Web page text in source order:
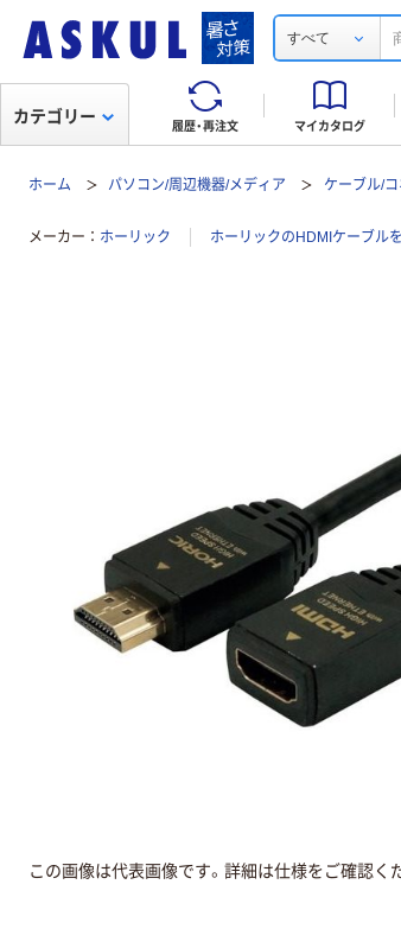
すべて
履歴・再注文 マイカタログ
カテゴリー
ホーム パソコン/周辺機器/メディア ケーブル/
メーカー ホーリック ホーリックのHDMIケーブル
この画像は代表画像です。詳細は仕様をご確認く